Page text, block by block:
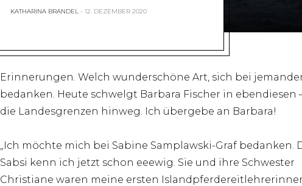
KATHARINA BRANDEL 12. DEZEMBER 2020
Erinnerungen. Welch wunderschöne Art, sich bei
bedanken. Heute schwelgt Barbara Fischer in ebendiesen
die Landesgrenzen hinweg. Ich übergebe an Barbara!
„Ich möchte mich bei Sabine Samplawski-Graf bedanken.
Sabsi kenn ich jetzt schon eeewig. Sie und ihre Schwester
Christiane waren meine ersten